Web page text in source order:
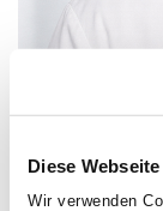
Diese
Wir verwenden
Akündigung
ins